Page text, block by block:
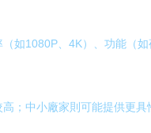
如1080P、4K）、功能（
；中小廠家則可能提供更